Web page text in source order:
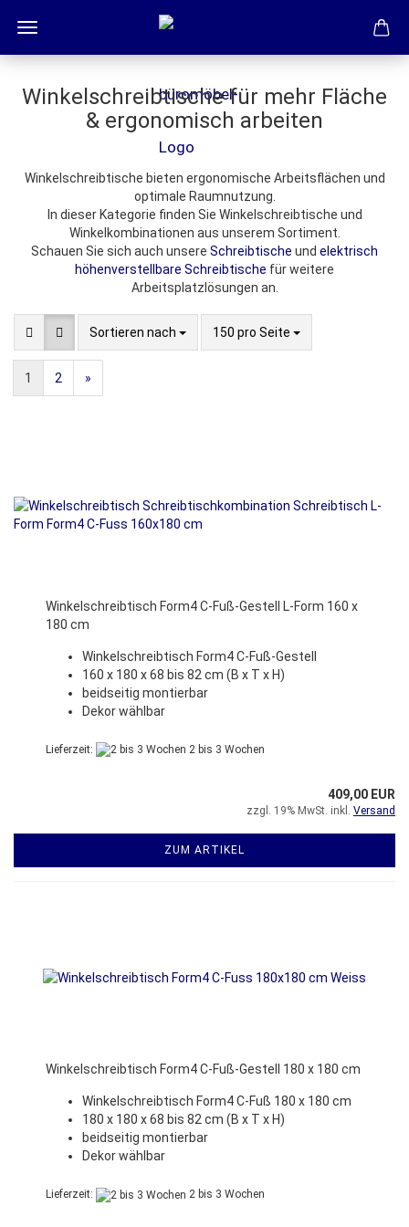
Winkelschreibtische für mehr Fläche
& ergonomisch arbeiten
Winkelschreibtische bieten ergonomische Arbeitsflächen und
optimale Raumnutzung.
In dieser Kategorie finden Sie Winkelschreibtische und
Winkelkombinationen aus unserem Sortiment.
Schauen Sie sich auch unsere Schreibtische und elektrisch
höhenverstellbare Schreibtische für weitere
Arbeitsplatzlösungen an.
Sortieren nach
Sortieren nach 150 pro Seite
pro Seite
1 2 »
Winkelschreibtisch Form4 C-Fuß-Gestell L-Form 160 x
180 cm
Winkelschreibtisch Form4 C-Fuß-Gestell
160 x 180 x 68 bis 82 cm (B x T x H)
beidseitig montierbar
Dekor wählbar
Lieferzeit: 2 bis 3 Wochen
409,00 EUR
zzgl. 19% MwSt. inkl. Versand
ZUM ARTIKEL
Winkelschreibtisch Form4 C-Fuß-Gestell 180 x 180 cm
Winkelschreibtisch Form4 C-Fuß 180 x 180 cm
180 x 180 x 68 bis 82 cm (B x T x H)
beidseitig montierbar
Dekor wählbar
Lieferzeit: 2 bis 3 Wochen